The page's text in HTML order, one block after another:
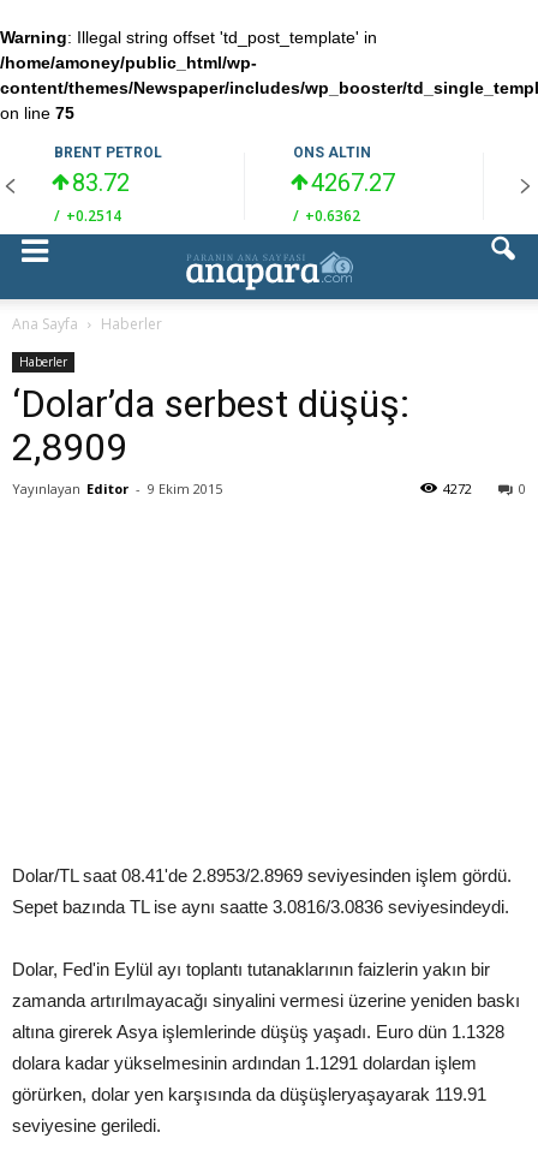
Warning: Illegal string offset 'td_post_template' in
/home/amoney/public_html/wp-
content/themes/Newspaper/includes/wp_booster/
on line 75
BRENT PETROL
83.72
/ +0.2514
ONS ALTIN
4267.27
/ +0.6362
Ana Sayfa Haberler
Haberler
‘Dolar’da serbest düşüş:
2,8909
Yayınlayan Editor - 9 Ekim 2015 0
4272
Dolar/TL saat 08.41'de 2.8953/2.8969 seviyesinden işlem gördü.
Sepet bazında TL ise aynı saatte 3.0816/3.0836 seviyesindeydi.
Dolar, Fed'in Eylül ayı toplantı tutanaklarının faizlerin yakın bir
zamanda artırılmayacağı sinyalini vermesi üzerine yeniden baskı
altına girerek Asya işlemlerinde düşüş yaşadı. Euro dün 1.1328
dolara kadar yükselmesinin ardından 1.1291 dolardan işlem
görürken, dolar yen karşısında da düşüşleryaşayarak 119.91
seviyesine geriledi.